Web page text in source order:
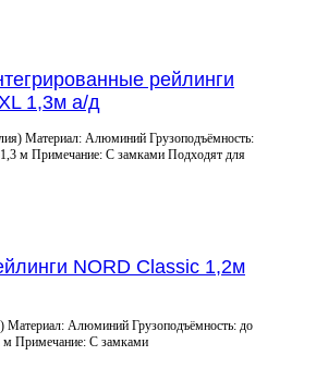
рейлинги
1,3м а/д
Материал: Алюминий Грузоподъёмность:
м Примечание: С замками Подходят для
NORD Classic 1,2м
Материал: Алюминий Грузоподъёмность: до
м Примечание: С замками